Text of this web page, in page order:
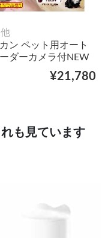
ン ペット用オート
ダーカメラ付NEW
¥21,780
も見ています